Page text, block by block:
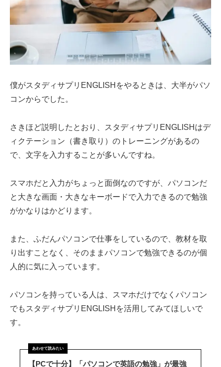
僕がスタディサプリENGLISHをやるときは、大半がパソ
コンからでした。
さきほど説明したとおり、スタディサプリENGLISHはデ
ィクテーション（書き取り）のトレーニングがあるの
で、文字を入力することが多いんですね。
スマホだと入力がちょっと面倒なのですが、パソコンだ
と大きな画面・大きなキーボードで入力できるので勉強
がかなりはかどります。
また、ふだんパソコンで仕事をしているので、教材を取
り出すことなく、そのままパソコンで勉強できるのが個
人的に気に入っています。
パソコンを持っている人は、スマホだけでなくパソコン
でもスタディサプリENGLISHを活用してみてほしいで
す。
【PCで十分】「パソコンで英語の勉強」が最強